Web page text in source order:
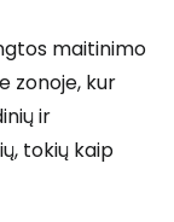
maitinimo
zonoje, kur
ir
tokių kaip